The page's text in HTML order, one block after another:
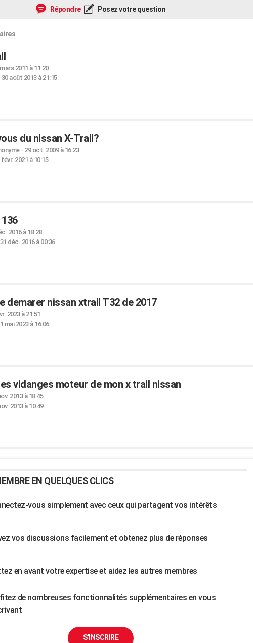
Répondre Posez votre question
2011 à 11:20
30 août 2013 à 21:15
du nissan X-Trail?
- 29 oct. 2009 à 16:23
févr. 2021 à 10:15
2016 à 18:28
31 déc. 2016 à 00:36
demarer nissan xtrail T32 de 2017
2023 à 21:51
1 mai 2023 à 16:06
vidanges moteur de mon x trail nissan
2013 à 18:45
2013 à 10:49
EN QUELQUES CLICS
vous simplement avec ceux qui partagent vos intérêts
vos discussions facilement et obtenez plus de réponses
en avant votre expertise et aidez les autres membres
de nombreuses fonctionnalités supplémentaires en vous
S'INSCRIRE